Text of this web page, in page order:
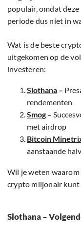
populair, omdat
periode dus niet in
Wat is de beste
uitgekomen op de
investeren:
Slothana –
rendementen
Smog –
met airdrop
Bitcoin
aanstaande
Wil je weten
crypto miljonair kunt
Slothana –